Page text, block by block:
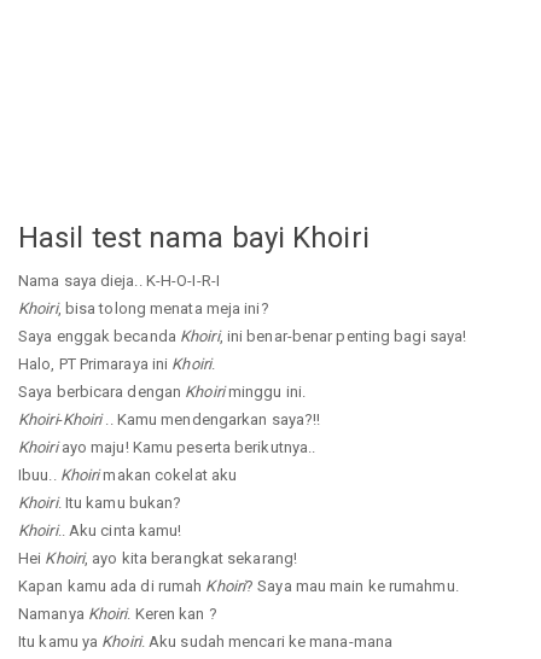
Hasil test nama bayi Khoiri
Nama saya dieja.. K-H-O-I-R-I
Khoiri, bisa tolong menata meja ini?
Saya enggak becanda Khoiri, ini benar-benar penting bagi saya!
Halo, PT Primaraya ini Khoiri.
Saya berbicara dengan Khoiriminggu ini.
Khoiri-Khoiri.. Kamu mendengarkan saya?!!
Khoiriayo maju! Kamu peserta berikutnya..
Ibuu.. Khoirimakan cokelat aku
Khoiri. Itu kamu bukan?
Khoiri.. Aku cinta kamu!
Hei Khoiri, ayo kita berangkat sekarang!
Kapan kamu ada di rumah Khoiri? Saya mau main ke rumahmu.
Namanya Khoiri. Keren kan ?
Itu kamu ya Khoiri. Aku sudah mencari ke mana-mana